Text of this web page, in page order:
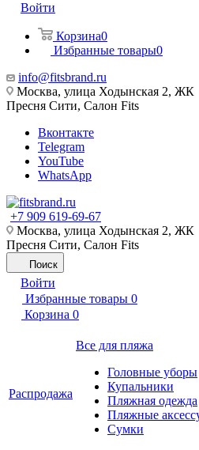
Войти
Корзина0
Избранные товары0
info@fitsbrand.ru
Москва, улица Ходынская 2, ЖК
Пресня Сити, Салон Fits
Вконтакте
Telegram
YouTube
WhatsApp
+7 909 619-69-67
Москва, улица Ходынская 2, ЖК
Пресня Сити, Салон Fits
Поиск
Войти
Избранные товары 0
Корзина 0
Распродажа
Все для пляжа
Головные уборы
Купальники
Пляжная одежда
Пляжные
Сумки